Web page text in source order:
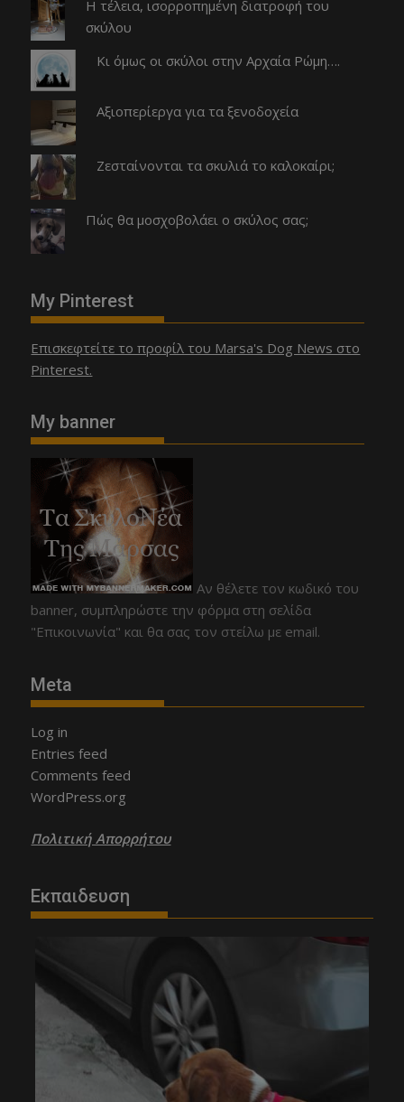
Η τέλεια, ισορροπημένη διατροφή του
σκύλου
Κι όμως οι σκύλοι στην Αρχαία Ρώμη….
Αξιοπερίεργα για τα ξενοδοχεία
Ζεσταίνονται τα σκυλιά το καλοκαίρι;
Πώς θα μοσχοβολάει ο σκύλος σας;
My Pinterest
Επισκεφτείτε το προφίλ του Marsa's Dog News στο
Pinterest.
My banner
Αν θέλετε τον κωδικό του
banner, συμπληρώστε την φόρμα στη σελίδα
"Επικοινωνία" και θα σας τον στείλω με email.
Meta
Log in
Entries feed
Comments feed
WordPress.org
Πολιτική Απορρήτου
Εκπαιδευση